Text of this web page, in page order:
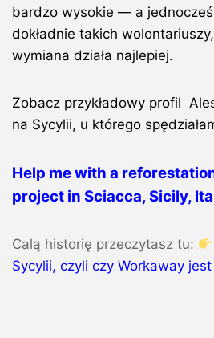
bardzo wysokie — a
dokładnie takich
wymiana działa najlepiej.
Zobacz przykładowy profil
na Sycylii, u którego
Help me with a
project in Sciacca, Sicily,
Calą historię przeczytasz tu:
Sycylii, czyli czy Workaway